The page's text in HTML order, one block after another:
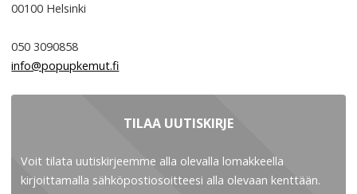
00100 Helsinki
050 3090858
info@popupkemut.fi
TILAA UUTISKIRJE
Voit tilata uutiskirjeemme alla olevalla lomakkeella
kirjoittamalla sähköpostiosoitteesi alla olevaan kenttään.